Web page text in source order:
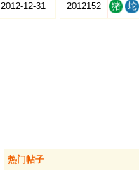
2012-12-31 2012152 猪 蛇
热门帖子